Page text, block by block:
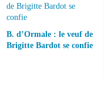
B. d’Ormale : le veuf de
Brigitte Bardot se confie